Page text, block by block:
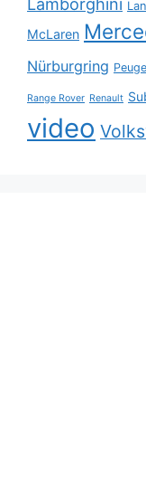
Lamborghini
McLaren
Nürburgring
Range Rover Renault
video